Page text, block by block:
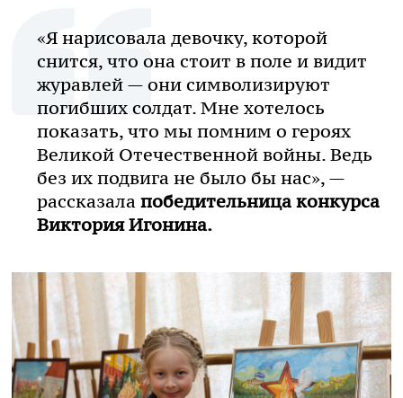
«Я нарисовала девочку, которой
снится, что она стоит в поле и видит
журавлей — они символизируют
погибших солдат. Мне хотелось
показать, что мы помним о героях
Великой Отечественной войны. Ведь
без их подвига не было бы нас», —
рассказала победительница конкурса
Виктория Игонина.